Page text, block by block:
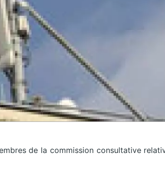
de la commission consultative